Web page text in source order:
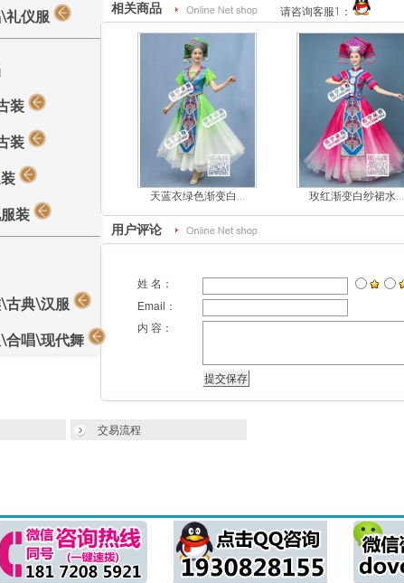
礼仪服
装
装
装
古典\汉服
合唱\现代舞
相关商品 请咨询客服1：
天蓝衣绿色渐变白... 玫红渐变白纱裙水...
用户评论
姓 名：
Email：
内 容：
交易流程